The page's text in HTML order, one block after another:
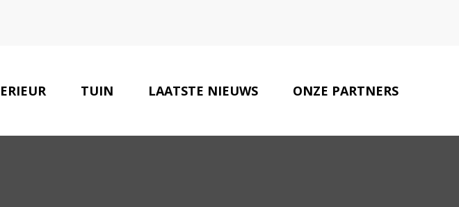
TUIN LAATSTE NIEUWS ONZE PARTNERS